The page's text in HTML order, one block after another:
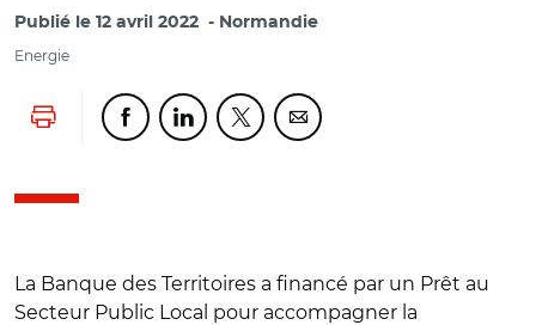
Publié le 12 avril 2022 Normandie
Energie
Lancer l'impressionPartager cette page sur Facebook
Partager cette page sur Linkedin
Partager cette page sur Twitter
Partager cette page sur
La Banque des Territoires a financé par un Prêt au
Secteur Public Local pour accompagner la